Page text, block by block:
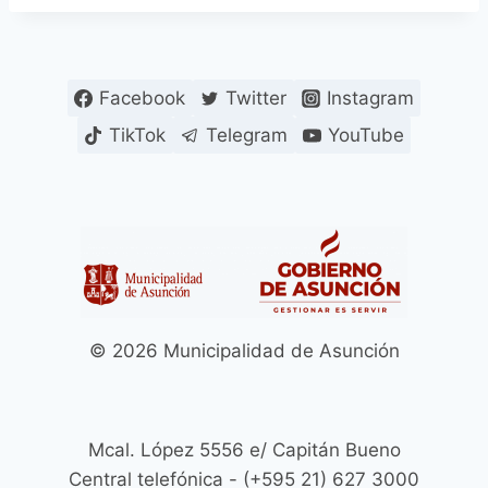
Facebook Twitter
Instagram
TikTok
Telegram YouTube
© 2026 Municipalidad de Asunción
Mcal. López 5556 e/ Capitán Bueno
Central telefónica - (+595 21) 627 3000